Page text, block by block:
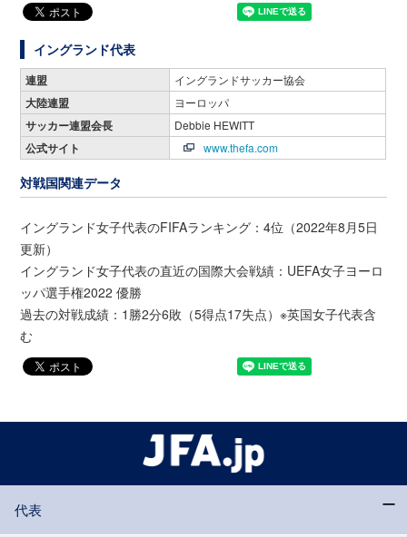
イングランド代表
連盟 イングランドサッカー協会
大陸連盟 ヨーロッパ
サッカー連盟会長 Debbie HEWITT
公式サイト www.thefa.com
対戦国関連データ
イングランド女子代表のFIFAランキング：4位（2022年8月5日
更新）
イングランド女子代表の直近の国際大会戦績：UEFA女子ヨーロ
ッパ選手権2022 優勝
過去の対戦成績：1勝2分6敗（5得点17失点）※英国女子代表含
む
代表